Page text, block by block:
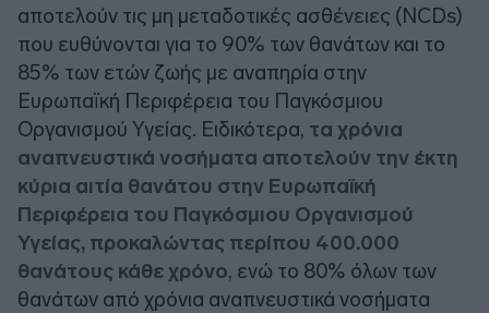
αποτελούν τις μη μεταδοτικές ασθένειες (NCDs)
που ευθύνονται για το 90% των θανάτων και το
85% των ετών ζωής με αναπηρία στην
Ευρωπαϊκή Περιφέρεια του Παγκόσμιου
Οργανισμού Υγείας. Ειδικότερα, τα χρόνια
αναπνευστικά νοσήματα αποτελούν την έκτη
κύρια αιτία θανάτου στην Ευρωπαϊκή
Περιφέρεια του Παγκόσμιου Οργανισμού
Υγείας, προκαλώντας περίπου 400.000
θανάτους κάθε χρόνο, ενώ το 80% όλων των
θανάτων από χρόνια αναπνευστικά νοσήματα